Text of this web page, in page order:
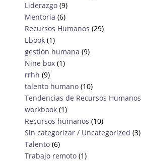
Liderazgo (9)
Mentoria (6)
Recursos Humanos (29)
Ebook (1)
gestión humana (9)
Nine box (1)
rrhh (9)
talento humano (10)
Tendencias de Recursos Humanos
workbook (1)
Recursos humanos (10)
Sin categorizar / Uncategorized (3)
Talento (6)
Trabajo remoto (1)